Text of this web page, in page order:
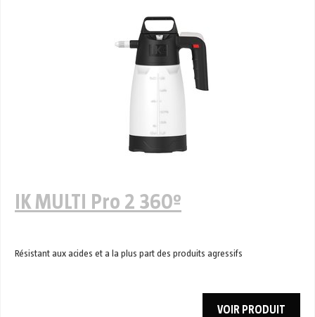
IK MULTI Pro 2 360º
Résistant aux acides et a la plus part des produits agressifs
VOIR PRODUIT